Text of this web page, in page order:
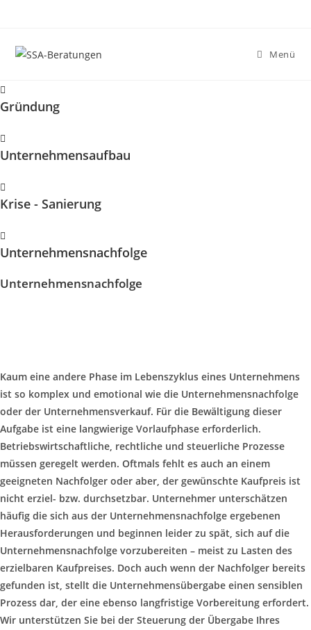
springen
Menü
Gründung
Unternehmensaufbau
Krise - Sanierung
Unternehmens­nachfolge
Unternehmensnachfolge
Kaum eine andere Phase im Lebenszyklus eines Unternehmens
ist so komplex und emotional wie die Unternehmensnachfolge
oder der Unternehmensverkauf. Für die Bewältigung dieser
Aufgabe ist eine langwierige Vorlaufphase erforderlich.
Betriebswirtschaftliche, rechtliche und steuerliche Prozesse
müssen geregelt werden. Oftmals fehlt es auch an einem
geeigneten Nachfolger oder aber, der gewünschte Kaufpreis ist
nicht erziel- bzw. durchsetzbar. Unternehmer unterschätzen
häufig die sich aus der Unternehmensnachfolge ergebenen
Herausforderungen und beginnen leider zu spät, sich auf die
Unternehmensnachfolge vorzubereiten – meist zu Lasten des
erzielbaren Kaufpreises. Doch auch wenn der Nachfolger bereits
gefunden ist, stellt die Unternehmensübergabe einen sensiblen
Prozess dar, der eine ebenso langfristige Vorbereitung erfordert.
Wir unterstützen Sie bei der Steuerung der Übergabe Ihres